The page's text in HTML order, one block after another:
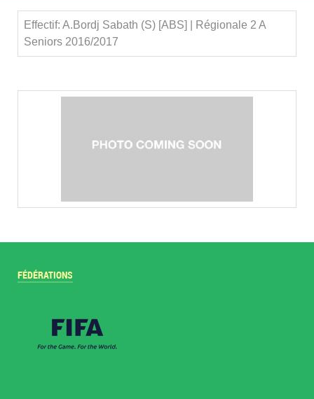
Effectif: A.Bordj Sabath (S) [ABS] | Régionale 2 A
Seniors 2016/2017
FÉDÉRATIONS